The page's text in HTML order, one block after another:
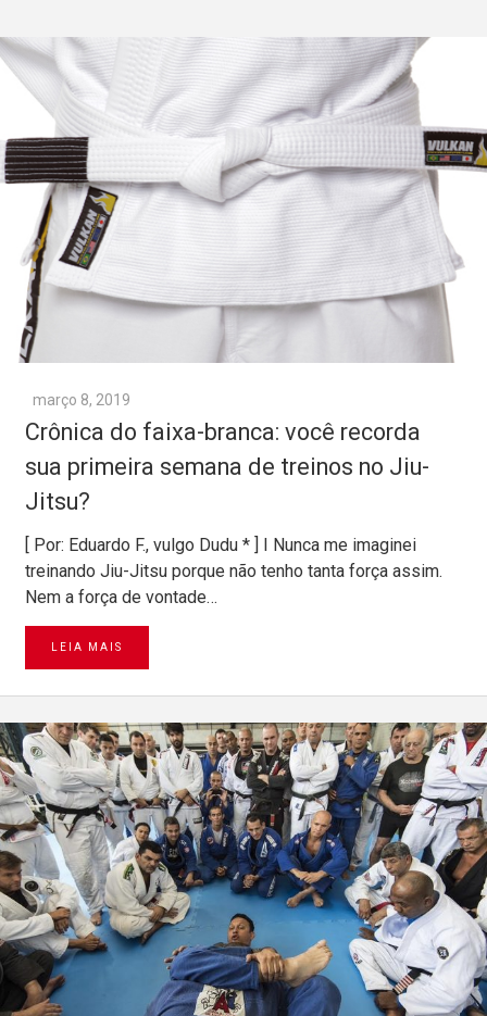
março 8, 2019
Crônica do faixa-branca: você recorda
sua primeira semana de treinos no Jiu-
Jitsu?
[ Por: Eduardo F., vulgo Dudu * ] I Nunca me imaginei
treinando Jiu-Jitsu porque não tenho tanta força assim.
Nem a força de vontade…
LEIA MAIS